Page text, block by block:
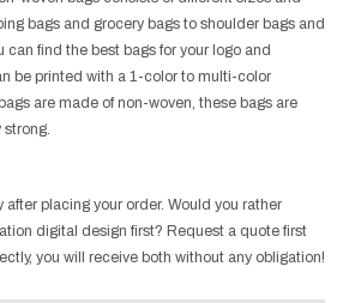
bags and grocery bags to shoulder bags and
can find the best bags for your logo and
be printed with a 1-color to multi-color
are made of non-woven, these bags are
strong.
placing your order. Would you rather
digital design first? Request a quote first
you will receive both without any obligation!